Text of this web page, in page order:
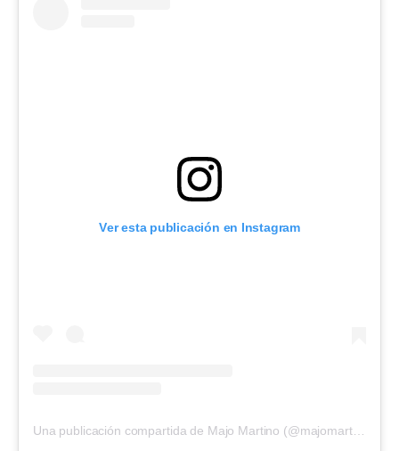
Ver esta publicación en Instagram
Una publicación compartida de Majo Martino (@majomartino)